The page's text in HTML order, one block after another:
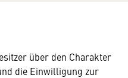
über den Charakter
die Einwilligung zur